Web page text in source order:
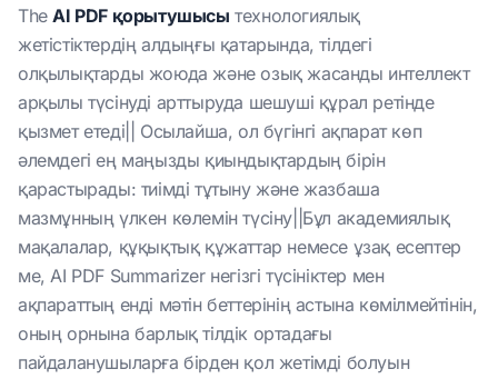
TheAI PDF қорытушысы технологиялық
жетістіктердің алдыңғы қатарында, тілдегі
олқылықтарды жоюда және озық жасанды интеллект
арқылы түсінуді арттыруда шешуші құрал ретінде
қызмет етеді|| Осылайша, ол бүгінгі ақпарат көп
әлемдегі ең маңызды қиындықтардың бірін
қарастырады: тиімді тұтыну және жазбаша
мазмұнның үлкен көлемін түсіну||Бұл академиялық
мақалалар, құқықтық құжаттар немесе ұзақ есептер
ме, AI PDF Summarizer негізгі түсініктер мен
ақпараттың енді мәтін беттерінің астына көмілмейтінін,
оның орнына барлық тілдік ортадағы
пайдаланушыларға бірден қол жетімді болуын